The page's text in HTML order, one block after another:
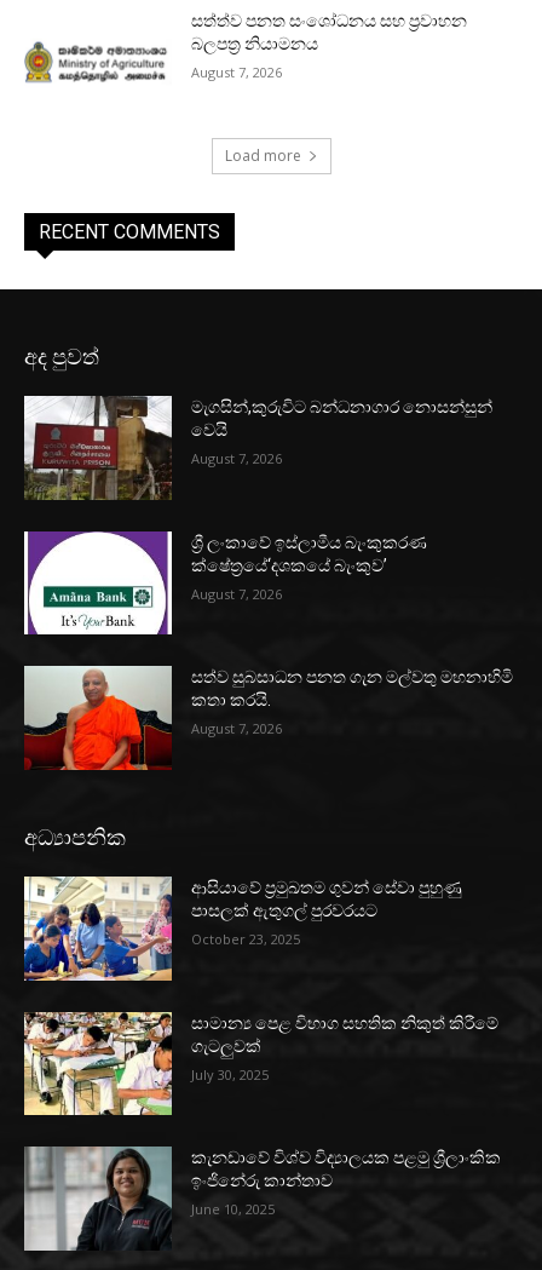
සත්ත්ව පනත සංශෝධනය සහ ප්‍රවාහන
බලපත්‍ර නියාමනය
August 7, 2026
Load more
RECENT COMMENTS
අද පුවත්
මැගසින්,කුරුවිට බන්ධනාගාර නොසන්සුන්
වෙයි
August 7, 2026
ශ්‍රී ලංකාවේ ඉස්ලාමීය බැංකුකරණ
ක්ෂේත්‍රයේ‘දශකයේ බැංකුව’
August 7, 2026
සත්ව සුබසාධන පනත ගැන මල්වතු මහනාහිමි
කතා කරයි.
August 7, 2026
අධ්‍යාපනික
ආසියාවේ ප්‍රමුඛතම ගුවන් සේවා පුහුණු
පාසලක් ඇතුගල් පුරවරයට
October 23, 2025
සාමාන්‍ය පෙළ විභාග සහතික නිකුත් කිරීමේ
ගැටලුවක්
July 30, 2025
කැනඩාවේ විශ්ව විද්‍යාලයක පළමු ශ්‍රීලාංකික
ඉංජිනේරු කාන්තාව
June 10, 2025